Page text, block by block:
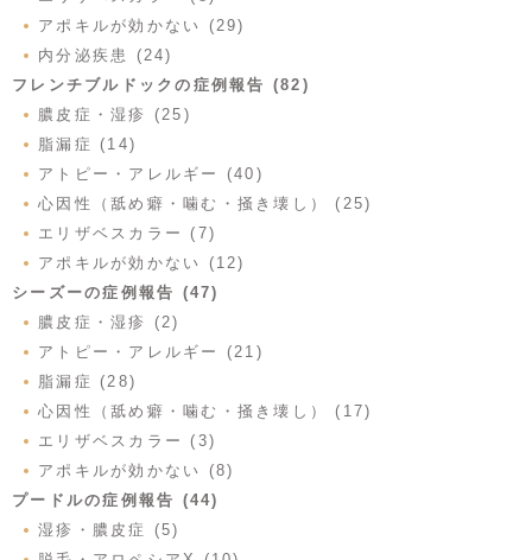
アポキルが効かない (29)
内分泌疾患 (24)
フレンチブルドックの症例報告 (82)
膿皮症・湿疹 (25)
脂漏症 (14)
アトピー・アレルギー (40)
心因性（舐め癖・噛む・掻き壊し） (25)
エリザベスカラー (7)
アポキルが効かない (12)
シーズーの症例報告 (47)
膿皮症・湿疹 (2)
アトピー・アレルギー (21)
脂漏症 (28)
心因性（舐め癖・噛む・掻き壊し） (17)
エリザベスカラー (3)
アポキルが効かない (8)
プードルの症例報告 (44)
湿疹・膿皮症 (5)